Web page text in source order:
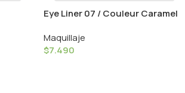
Eye Liner 07 / Couleur Caramel
Maquillaje
$7.490